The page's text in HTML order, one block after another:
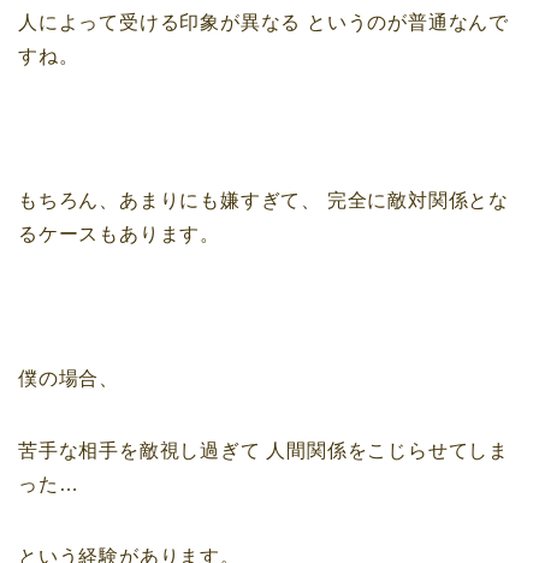
人によって受ける印象が異なる というのが普通なんで
すね。
もちろん、あまりにも嫌すぎて、
完全に敵対関係とな
るケースもあります。
僕の場合、
苦手な相手を敵視し過ぎて 人間関係をこじらせてしま
った…
という経験があります。